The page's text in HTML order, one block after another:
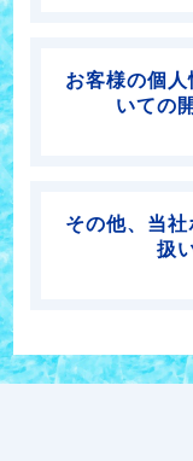
お客様の個
いての
その他、当
扱